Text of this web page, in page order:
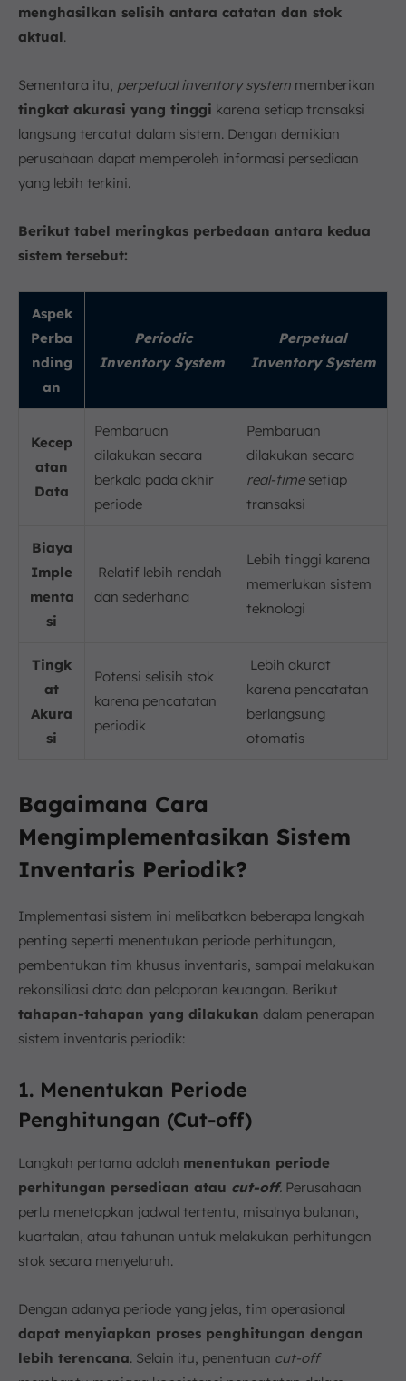
menghasilkan selisih antara catatan dan stok
aktual.
Sementara itu, perpetual inventory system memberikan
tingkat akurasi yang tinggi karena setiap transaksi
langsung tercatat dalam sistem. Dengan demikian
perusahaan dapat memperoleh informasi persediaan
yang lebih terkini.
Berikut tabel meringkas perbedaan antara kedua
sistem tersebut:
Aspek
Perba
nding
an
Periodic
Inventory System
Perpetual
Inventory System
Kecep
atan
Data
Pembaruan
dilakukan secara
berkala pada akhir
periode
Pembaruan
dilakukan secara
real-timesetiap
transaksi
Biaya
Imple
menta
si
Relatif lebih rendah
dan sederhana
Lebih tinggi karena
memerlukan sistem
teknologi
Tingk
at
Akura
si
Potensi selisih stok
karena pencatatan
periodik
Lebih akurat
karena pencatatan
berlangsung
otomatis
Bagaimana Cara
Mengimplementasikan Sistem
Inventaris Periodik?
Implementasi sistem ini melibatkan beberapa langkah
penting seperti menentukan periode perhitungan,
pembentukan tim khusus inventaris, sampai melakukan
rekonsiliasi data dan pelaporan keuangan. Berikut
tahapan-tahapan yang dilakukan dalam penerapan
sistem inventaris periodik:
1. Menentukan Periode
Penghitungan (Cut-off)
Langkah pertama adalah menentukan periode
perhitungan persediaan atau cut-off. Perusahaan
perlu menetapkan jadwal tertentu, misalnya bulanan,
kuartalan, atau tahunan untuk melakukan perhitungan
stok secara menyeluruh.
Dengan adanya periode yang jelas, tim operasional
dapat menyiapkan proses penghitungan dengan
lebih terencana. Selain itu, penentuan cut-off